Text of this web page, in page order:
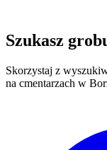
Szukasz
Skorzystaj z
na cmentarzach w